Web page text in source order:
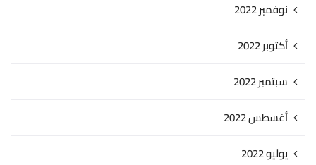
نوفمبر 2022
أكتوبر 2022
سبتمبر 2022
أغسطس 2022
يوليو 2022